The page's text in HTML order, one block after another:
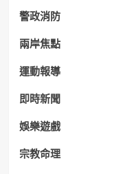
警政消防
兩岸焦點
運動報導
即時新聞
娛樂遊戲
宗教命理